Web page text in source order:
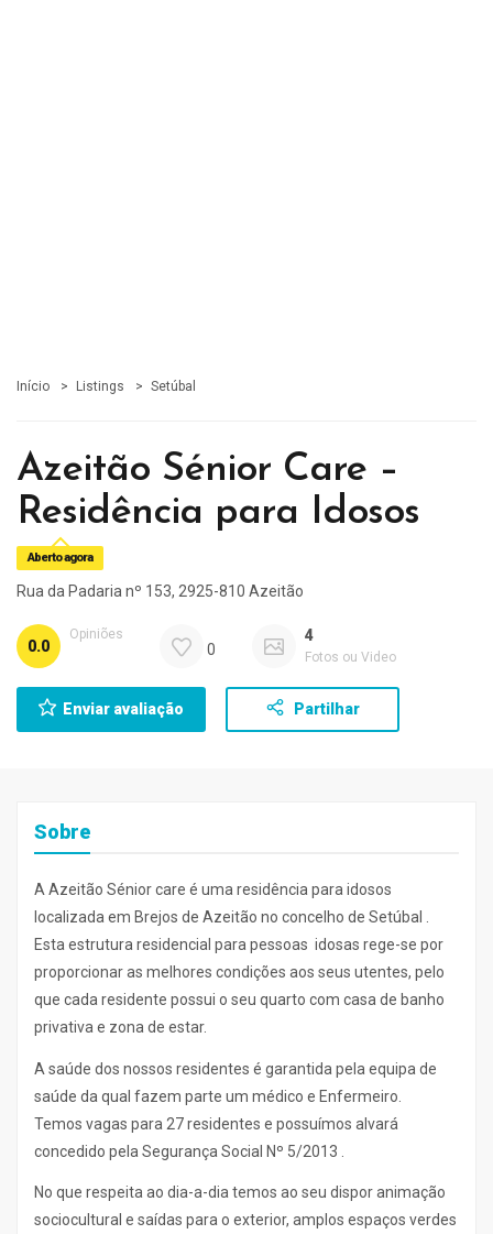
Início Listings Setúbal
Azeitão Sénior Care –
Residência para Idosos
Aberto agora
Rua da Padaria nº 153, 2925-810 Azeitão
0.0
Opiniões
0
4
Fotos ou Video
Enviar avaliação Partilhar
Sobre
A Azeitão Sénior care é uma residência para idosos
localizada em Brejos de Azeitão no concelho de Setúbal .
Esta estrutura residencial para pessoas idosas rege-se por
proporcionar as melhores condições aos seus utentes, pelo
que cada residente possui o seu quarto com casa de banho
privativa e zona de estar.
A saúde dos nossos residentes é garantida pela equipa de
saúde da qual fazem parte um médico e Enfermeiro.
Temos vagas para 27 residentes e possuímos alvará
concedido pela Segurança Social Nº 5/2013 .
No que respeita ao dia-a-dia temos ao seu dispor animação
sociocultural e saídas para o exterior, amplos espaços verdes